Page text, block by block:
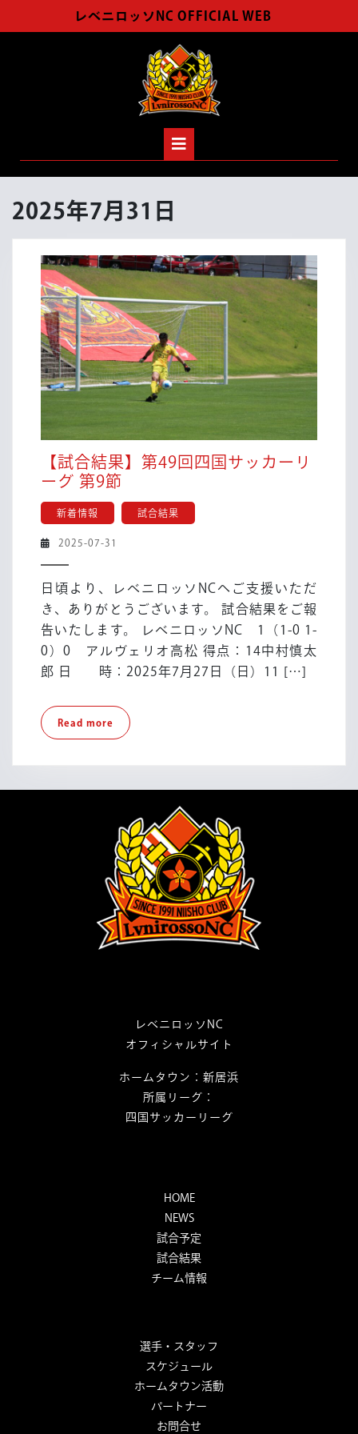
to
レベニロッソNC OFFICIAL WEB
2025年7月31日
【試合結果】第49回四国サッカーリ
ーグ 第9節
合
結
回
四
国
サ
ッ
ー
リ
グ
第
節
新着情報 試合結果
2025-07-31
日頃より、レベニロッソNCへご支援いただ
き、ありがとうございます。 試合結果をご報
告いたします。 レベニロッソNC 1（1-0 1-
0）0 アルヴェリオ高松 得点：14中村慎太
郎 日 時：2025年7月27日（日）11 […]
Read more Read
more
レベニロッソNC
オフィシャルサイト
ホームタウン：新居浜
所属リーグ：
四国サッカーリーグ
HOME
NEWS
試合予定
試合結果
チーム情報
選手・スタッフ
スケジュール
ホームタウン活動
パートナー
お問合せ